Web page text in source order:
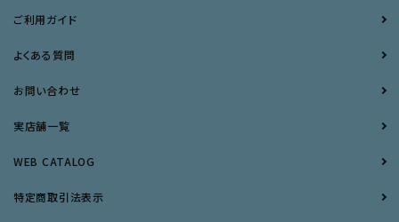
ご利用ガイド
よくある質問
お問い合わせ
実店舗一覧
WEB CATALOG
特定商取引法表示